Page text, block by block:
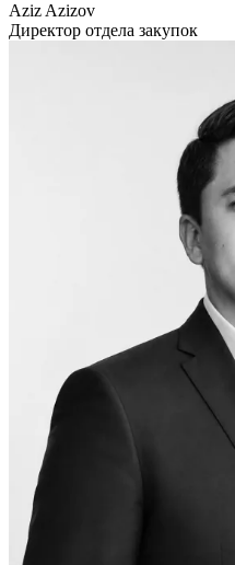
Aziz Azizov
Директор отдела закупок